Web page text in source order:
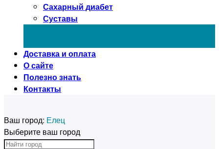
Сахарный диабет
Суставы
Доставка и оплата
О сайте
Полезно знать
Контакты
Ваш город: Елец
Выберите ваш город